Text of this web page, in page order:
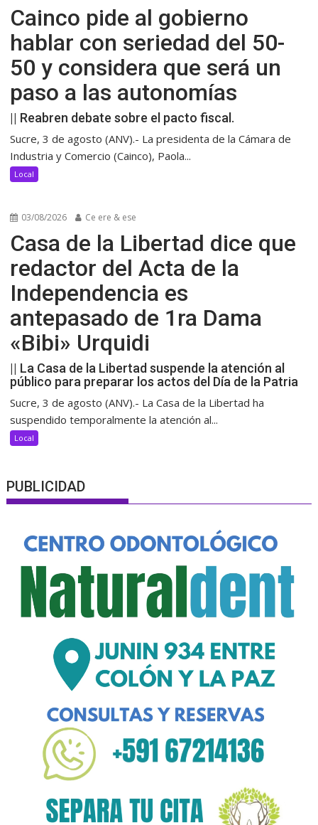
Cainco pide al gobierno
hablar con seriedad del 50-
50 y considera que será un
paso a las autonomías
|| Reabren debate sobre el pacto fiscal.
Sucre, 3 de agosto (ANV).- La presidenta de la Cámara de
Industria y Comercio (Cainco), Paola...
Local
03/08/2026 Ce ere & ese
Casa de la Libertad dice que
redactor del Acta de la
Independencia es
antepasado de 1ra Dama
«Bibi» Urquidi
|| La Casa de la Libertad suspende la atención al
público para preparar los actos del Día de la Patria
Sucre, 3 de agosto (ANV).- La Casa de la Libertad ha
suspendido temporalmente la atención al...
Local
PUBLICIDAD